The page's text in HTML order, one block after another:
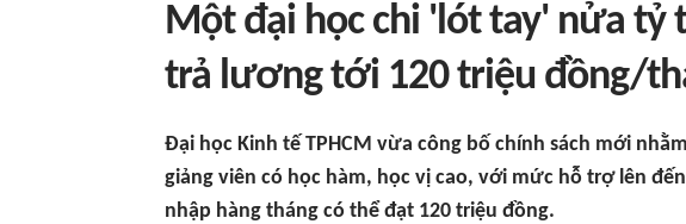
Một đại học chi 'lót tay' nửa tỷ
trả lương tới 120 triệu đồng/
Đại học Kinh tế TPHCM vừa công bố chính sách mới
giảng viên có học hàm, học vị cao, với mức hỗ trợ lên
nhập hàng tháng có thể đạt 120 triệu đồng.